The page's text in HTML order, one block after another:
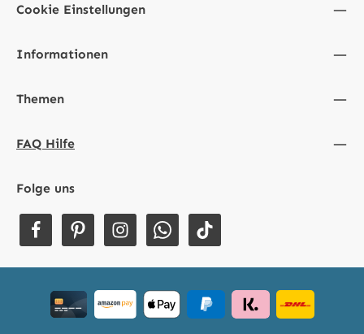
Cookie Einstellungen
Informationen
Themen
FAQ Hilfe
Folge uns